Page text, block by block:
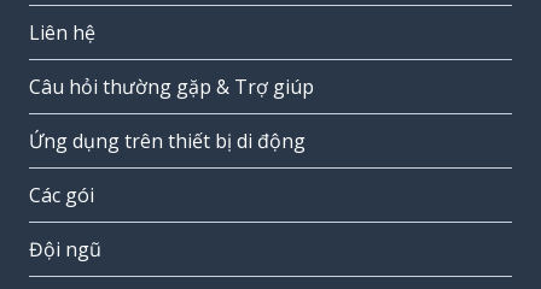
Liên hệ
Câu hỏi thường gặp & Trợ giúp
Ứng dụng trên thiết bị di động
Các gói
Đội ngũ